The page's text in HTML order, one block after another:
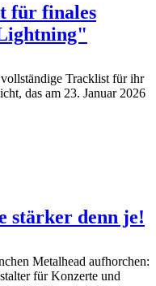
für finales
Tracklist für ihr
das am 23. Januar 2026
stärker denn je!
Metalhead aufhorchen:
für Konzerte und